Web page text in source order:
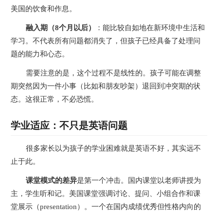
美国的饮食和作息。
融入期（8个月以后）
：能比较自如地在新环境中生活和
学习。不代表所有问题都消失了，但孩子已经具备了处理问
题的能力和心态。
需要注意的是，这个过程不是线性的。孩子可能在调整
期突然因为一件小事（比如和朋友吵架）退回到冲突期的状
态。这很正常，不必恐慌。
学业适应：不只是英语问题
很多家长以为孩子的学业困难就是英语不好，其实远不
止于此。
课堂模式的差异是第一个冲击。国内课堂以老师讲授为
主，学生听和记。美国课堂强调讨论、提问、小组合作和课
堂展示（presentation）。一个在国内成绩优秀但性格内向的